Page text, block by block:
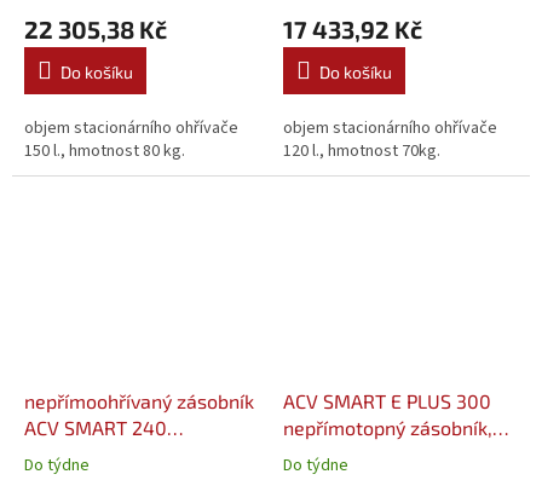
22 305,38 Kč
Do košíku
objem stacionárního ohřívače
150 l., hmotnost 80 kg.
17 433,92 Kč
Do košíku
objem stacionárního ohřívače
120 l., hmotnost 70kg.
nepřímoohřívaný zásobník
ACV SMART 240
(06602801)
Do týdne
ACV SMART E PLUS 300
nepřímotopný zásobník,
tank in tank (06627501)
Do týdne